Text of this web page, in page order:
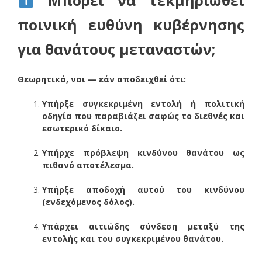
ποινική ευθύνη κυβέρνησης
για θανάτους μεταναστών;
Θεωρητικά, ναι — εάν αποδειχθεί ότι:
Υπήρξε συγκεκριμένη εντολή ή πολιτική
οδηγία που παραβιάζει σαφώς το διεθνές και
εσωτερικό δίκαιο.
Υπήρχε πρόβλεψη κινδύνου θανάτου ως
πιθανό αποτέλεσμα.
Υπήρξε αποδοχή αυτού του κινδύνου
(ενδεχόμενος δόλος).
Υπάρχει αιτιώδης σύνδεση μεταξύ της
εντολής και του συγκεκριμένου θανάτου.